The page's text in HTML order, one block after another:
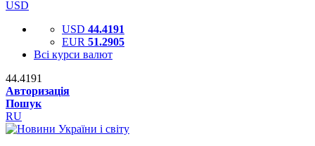
USD
USD 44.4191
EUR 51.2905
Всі курси валют
44.4191
Авторизація
Пошук
RU